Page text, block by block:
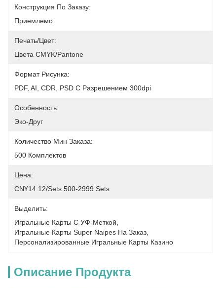
Конструкция По Заказу:
Приемлемо
Печать/цвет:
Цвета CMYK/Pantone
Формат Рисунка:
PDF, AI, CDR, PSD С Разрешением 300dpi
Особенность:
Эко-Друг
Количество Мин Заказа:
500 Комплектов
Цена:
CN¥14.12/sets 500-2999 Sets
Выделить:
Игральные Карты С УФ-Меткой
Игральные Карты Super Naipes На Заказ
Персонализированные Игральные Карты Казино
Описание Продукта